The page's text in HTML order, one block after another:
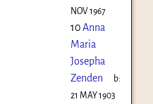
NOV 1967
10Anna
Maria
Josepha
Zenden
b:
21 MAY 1903